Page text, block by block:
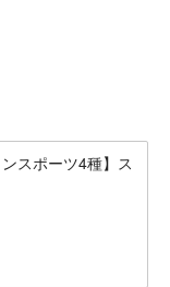
スポーツ4種】ス